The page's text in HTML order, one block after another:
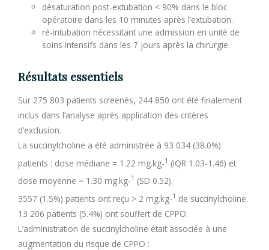
désaturation post-extubation < 90% dans le bloc
opératoire dans les 10 minutes après l’extubation.
ré-intubation nécessitant une admission en unité de
soins intensifs dans les 7 jours après la chirurgie.
Résultats essentiels
Sur 275 803 patients screenés, 244 850 ont été finalement
inclus dans l’analyse après application des critères
d’exclusion.
La succinylcholine a été administrée à 93 034 (38.0%)
patients : dose médiane = 1.22 mg.kg-1 (IQR 1.03-1.46) et
dose moyenne = 1.30 mg.kg-1 (SD 0.52).
3557 (1.5%) patients ont reçu > 2 mg.kg-1 de succinylcholine.
13 206 patients (5.4%) ont souffert de CPPO.
L’administration de succinylcholine était associée à une
augmentation du risque de CPPO :